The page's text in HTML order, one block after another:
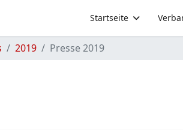
Startseite
2019 Presse 2019